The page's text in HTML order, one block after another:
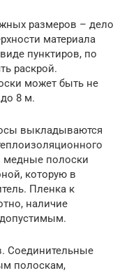
размеров – дело
материала
пунктиров, по
раскрой.
может быть не
8 м.
выкладываются
медные полоски
которую в
Пленка к
наличие
Соединительные
полоскам,